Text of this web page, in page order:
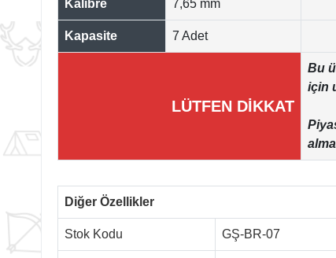
Kalibre 7,65 mm
Kapasite 7 Adet
LÜTFEN DİKKAT
Bu
için
Diğer Özellikler
Stok Kodu GŞ-BR-07